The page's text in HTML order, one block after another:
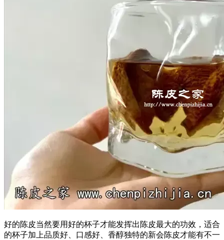
好的陈皮当然要用好的杯子才能发挥出陈皮最大的功效，适合
的杯子加上品质好、口感好、香醇独特的新会陈皮才能有不一